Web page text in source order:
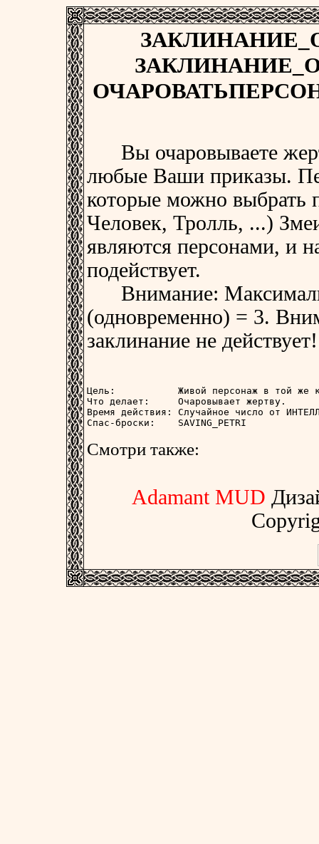
Вы очаровываете
любые Ваши приказы.
которые можно выбрать
Человек, Тролль, ...)
являются персонами, и
подействует.
Внимание:
(одновременно) = 3.
заклинание не действует!
Цель:           Живой персонаж в той же
Что делает:     Очаровывает жертву.
Время действия: Случайное число от
Смотри также:
Adamant MUD